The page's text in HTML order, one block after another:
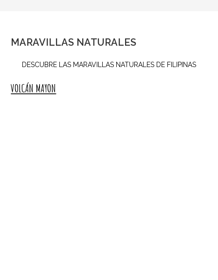
MARAVILLAS NATURALES
DESCUBRE LAS MARAVILLAS NATURALES DE FILIPINAS
VOLCÁN MAYON